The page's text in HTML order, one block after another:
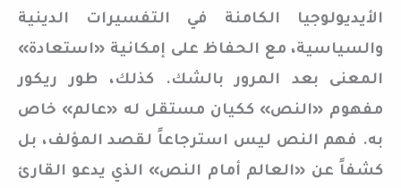
الأيديولوجيا الكامنة في التفسيرات الدينية
والسياسية، مع الحفاظ على إمكانية «استعادة»
المعنى بعد المرور بالشك. كذلك، طور ريكور
مفهوم «النص» ككيان مستقل له «عالم» خاص
به. فهم النص ليس استرجاعاً لقصد المؤلف، بل
كشفاً عن «العالم أمام النص» الذي يدعو القارئ